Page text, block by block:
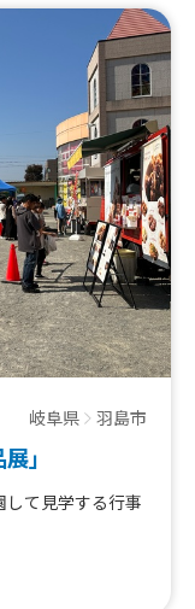
岐阜県 羽島市
」
て見学する行事